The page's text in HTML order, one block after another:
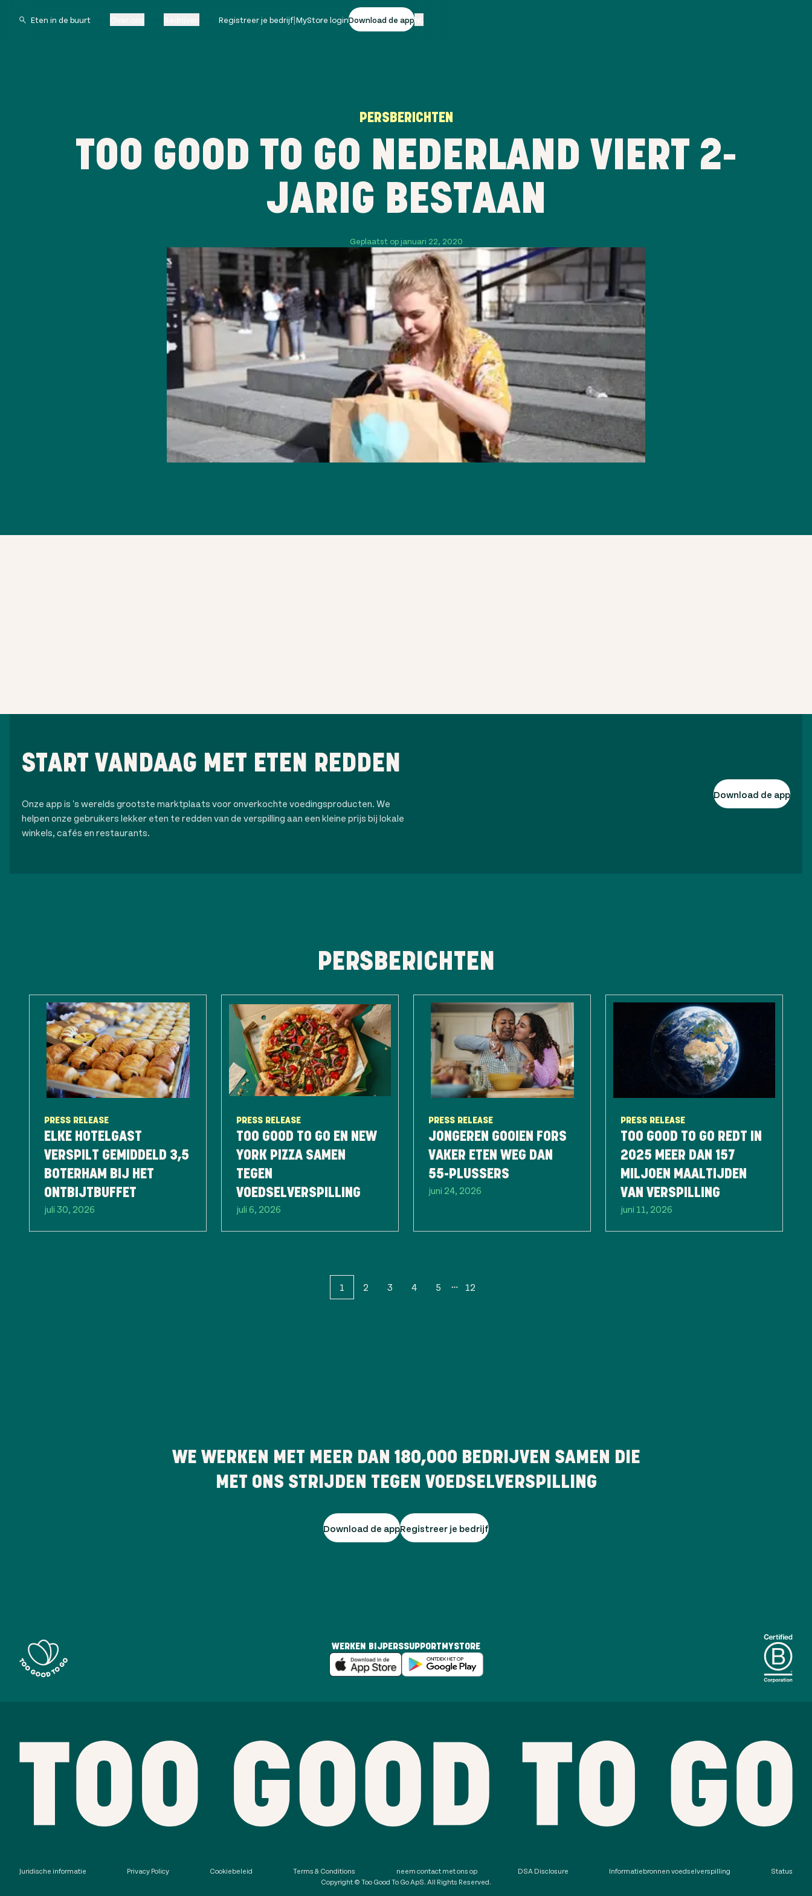
Registreer je bedrijf|MyStore loginDownload de app
PERSBERICHTEN
TOO GOOD TO GO NEDERLAND VIERT 2-
JARIG BESTAAN
Geplaatst op januari 22, 2020
START VANDAAG MET ETEN REDDEN
Onze app is 's werelds grootste marktplaats voor onverkochte voedingsproducten. We
helpen onze gebruikers lekker eten te redden van de verspilling aan een kleine prijs bij lokale
winkels, cafés en restaurants.
Download de app
PERSBERICHTEN
PRESS RELEASE
ELKE HOTELGAST
VERSPILT GEMIDDELD 3,5
BOTERHAM BIJ HET
ONTBIJTBUFFET
juli 30, 2026
PRESS RELEASE
TOO GOOD TO GO EN NEW
YORK PIZZA SAMEN
TEGEN
VOEDSELVERSPILLING
juli 6, 2026
PRESS RELEASE
JONGEREN GOOIEN FORS
VAKER ETEN WEG DAN
55-PLUSSERS
juni 24, 2026
PRESS RELEASE
TOO GOOD TO GO REDT IN
2025 MEER DAN 157
MILJOEN MAALTIJDEN
VAN VERSPILLING
juni 11, 2026
1 2 3 4 5 12
WE WERKEN MET MEER DAN 180,000 BEDRIJVEN SAMEN DIE
MET ONS STRIJDEN TEGEN VOEDSELVERSPILLING
Download de appRegistreer je bedrijf
WERKEN BIJ PERSSUPPORT MYSTORE
Juridische informatie Privacy Policy Cookiebeleid Terms & Conditions neem contact met ons op DSA Disclosure Informatiebronnen voedselverspilling
Status
Copyright © Too Good To Go ApS. All Rights Reserved.